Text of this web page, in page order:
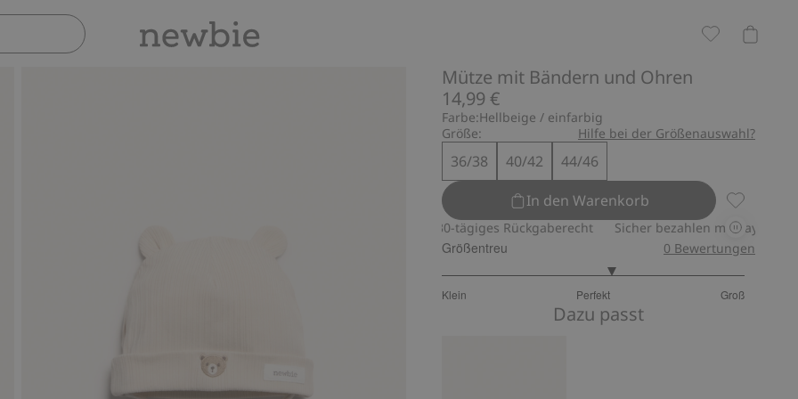
Mütze mit Bändern und Ohren
14,99 €
Farbe:Hellbeige / einfarbig
Größe:
Hilfe bei der Größenauswahl?
36/38 40/42
44/46
In den Warenkorb
Mütze
30-tägiges Rückgaberecht Sicher bezahlen mit PayPal & Apple
Größentreu
Klein Perfekt Groß
von
0 Bewertungen
Dazu passt